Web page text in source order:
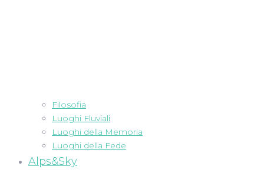
Filosofia
Luoghi Fluviali
Luoghi della Memoria
Luoghi della Fede
Alps&Sky